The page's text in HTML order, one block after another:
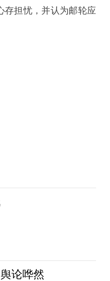
存担忧，并认为邮轮应
论哗然